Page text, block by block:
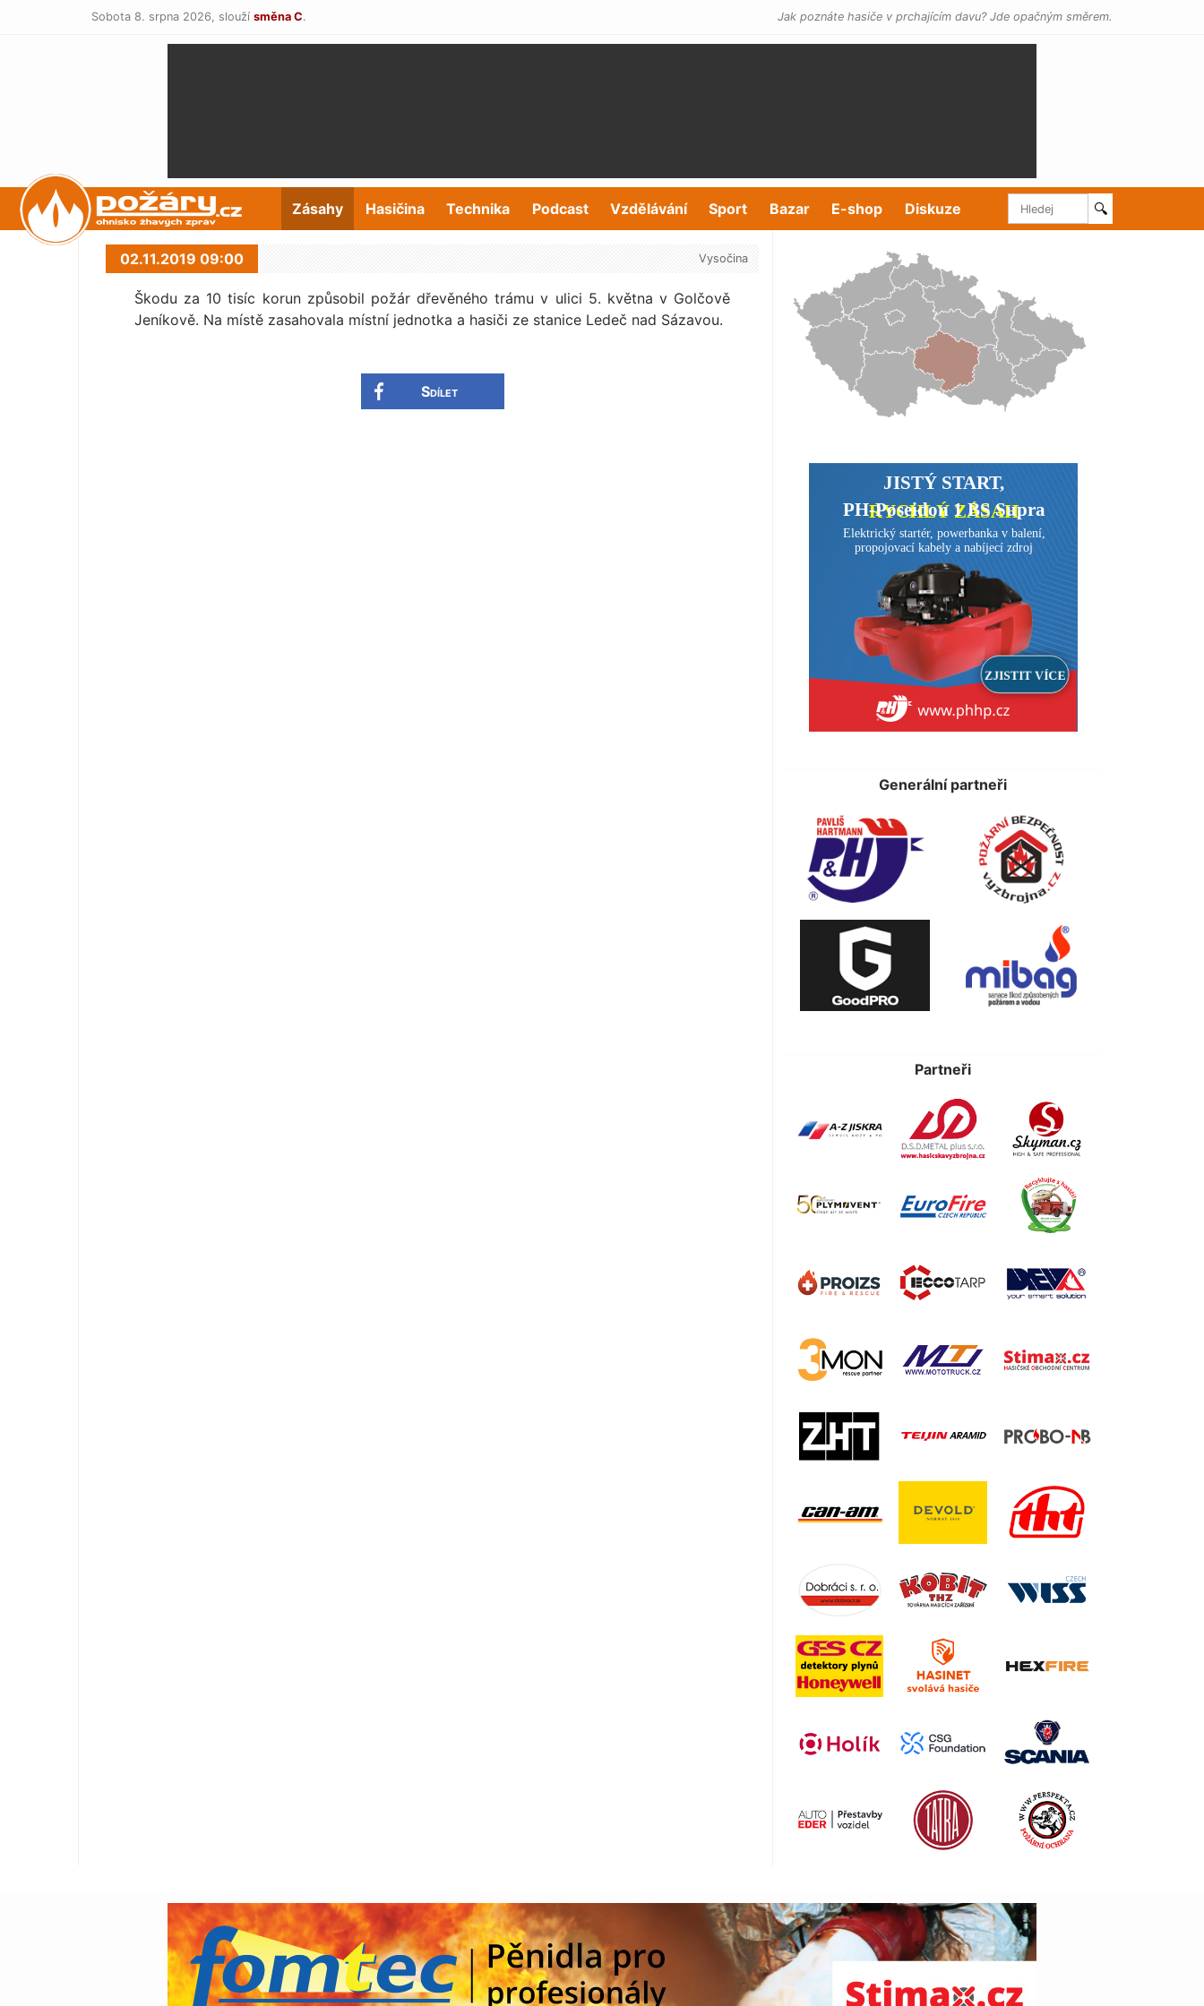
Sobota 8. srpna 2026, slouží směna C. Jak poznáte hasiče v prchajícím davu? Jde opačným směrem.
POŽÁRY.cz Zásahy Hasičina Technika Podcast Vzdělávání Sport Bazar E-shop Diskuze 🔍
02.11.2019 09:00 Vysočina
Škodu za 10 tisíc korun způsobil požár dřevěného trámu v ulici 5. května v Golčově
Jeníkově. Na místě zasahovala místní jednotka a hasiči ze stanice Ledeč nad Sázavou.
Sdílet
Generální partneři
Partneři